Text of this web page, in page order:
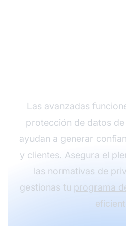
Las avanzadas
protección de datos
ayudan a generar
y clientes. Asegura el
las normativas de
gestionas tu programa